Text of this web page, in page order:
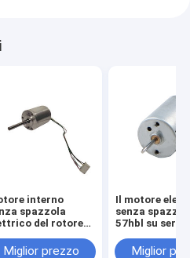
interno
spazzola
del rotore
per
Miglior prezzo
Il motore
senza
57hbl su serra
Miglior